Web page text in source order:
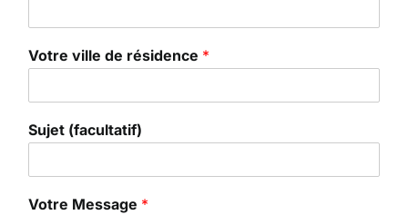
Votre ville de résidence *
Sujet (facultatif)
Votre Message *